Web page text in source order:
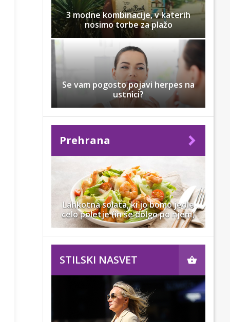
3 modne kombinacije, v katerih
nosimo torbe za plažo
Se vam pogosto pojavi herpes na
ustnici?
Prehrana
Lahkotna solata, ki jo bomo jedle
celo poletje (in še dolgo po njem)
STILSKI NASVET